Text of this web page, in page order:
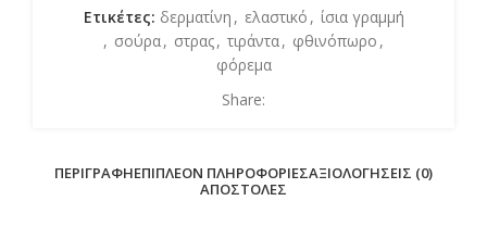
Ετικέτες: δερματίνη , ελαστικό , ίσια γραμμή
, σούρα, στρας, τιράντα, φθινόπωρο ,
φόρεμα
Share:
ΠΕΡΙΓΡΑΦΉΕΠΙΠΛΈΟΝ ΠΛΗΡΟΦΟΡΊΕΣΑΞΙΟΛΟΓΉΣΕΙΣ (0)
ΑΠΟΣΤΟΛΈΣ